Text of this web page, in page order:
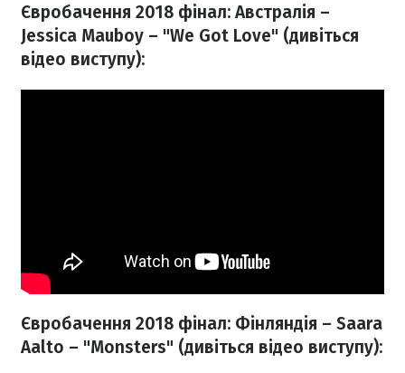
Євробачення 2018 фінал: Австралія –
Jessica Mauboy – "We Got Love" (дивіться
відео виступу):
Євробачення 2018 фінал: Фінляндія – Saara
Aalto – "Monsters" (дивіться відео виступу):